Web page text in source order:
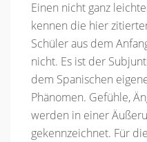
Einen nicht ganz
kennen die hier
Schüler aus dem
nicht. Es ist der
dem Spanischen
Phänomen. Gefühle,
werden in einer
gekennzeichnet. Für